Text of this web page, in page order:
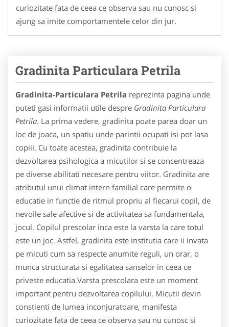
curiozitate fata de ceea ce observa sau nu cunosc si
ajung sa imite comportamentele celor din jur.
Gradinita Particulara Petrila
Gradinita-Particulara Petrila reprezinta pagina unde
puteti gasi informatii utile despre Gradinita Particulara
Petrila. La prima vedere, gradinita poate parea doar un
loc de joaca, un spatiu unde parintii ocupati isi pot lasa
copiii. Cu toate acestea, gradinita contribuie la
dezvoltarea psihologica a micutilor si se concentreaza
pe diverse abilitati necesare pentru viitor. Gradinita are
atributul unui climat intern familial care permite o
educatie in functie de ritmul propriu al fiecarui copil, de
nevoile sale afective si de activitatea sa fundamentala,
jocul. Copilul prescolar inca este la varsta la care totul
este un joc. Astfel, gradinita este institutia care ii invata
pe micuti cum sa respecte anumite reguli, un orar, o
munca structurata si egalitatea sanselor in ceea ce
priveste educatia.Varsta prescolara este un moment
important pentru dezvoltarea copilului. Micutii devin
constienti de lumea inconjuratoare, manifesta
curiozitate fata de ceea ce observa sau nu cunosc si